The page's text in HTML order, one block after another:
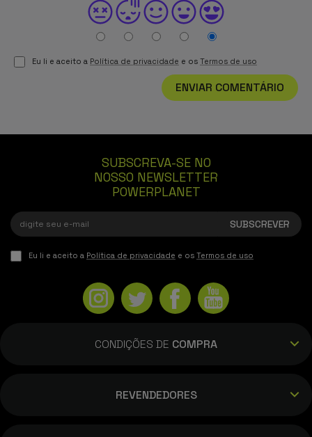
Eu li e aceito a Política de privacidade e os Termos de uso
ENVIAR COMENTÁRIO
SUBSCREVA-SE NO
NOSSO NEWSLETTER
POWERPLANET
Eu li e aceito a Política de privacidade e os Termos de uso
CONDIÇÕES DE COMPRA
REVENDEDORES